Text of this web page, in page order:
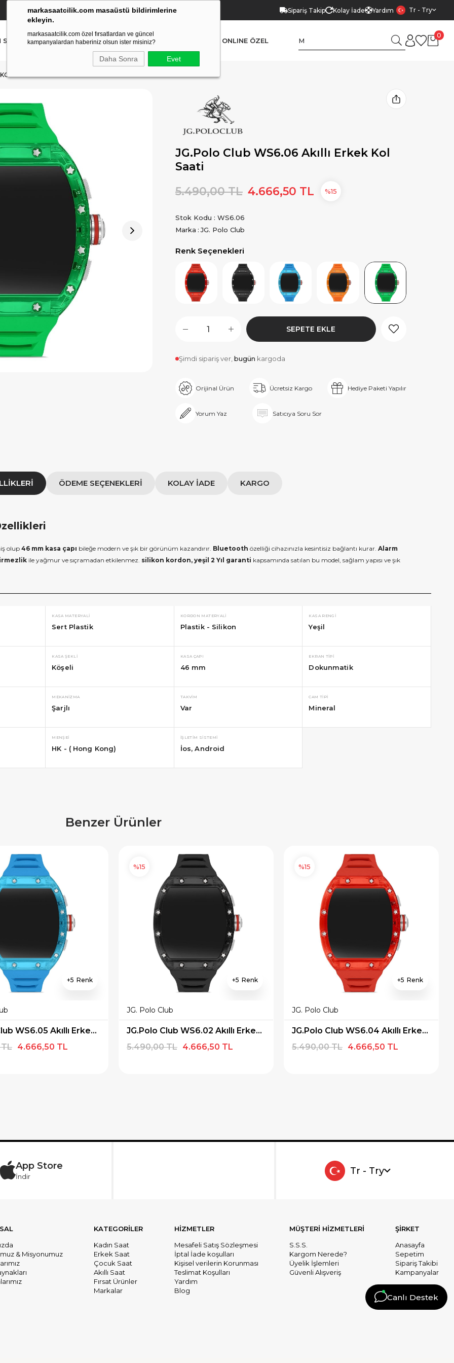
markasaatcilik.com masaüstü bildirimlerine
ekleyin.
markasaatcilik.com özel fırsatlardan ve güncel
kampanyalardan haberiniz olsun ister misiniz?
Daha Sonra Evet
YETKİLİ SATICI (Ücretsiz Kargo Ve İade) Sipariş Takip Kolay İade Yardım Tr - Try
ERKEK SAAT AKILLI SAAT ONLINE ÖZEL
0
SAATI
JG.Polo Club WS6.06 Akıllı Erkek Kol
Saati
5.490,00 TL 4.666,50 TL 15
Stok Kodu
WS6.06
Marka : JG. Polo Club
Renk Seçenekleri
Şimdi sipariş ver,bugün kargoda
Orijinal Ürün Ücretsiz Kargo Hediye Paketi Yapılır
Yorum Yaz Satıcıya Soru Sor
ÖDEME SEÇENEKLERI KOLAY İADE KARGO
olup 46 mm kasa çapı bileğe modern ve şık bir görünüm kazandırır. Bluetooth özelliği cihazınızla kesintisiz bağlantı kurar. Alarm
ile yağmur ve sıçramadan etkilenmez. silikon kordon, yeşil 2 Yıl garanti kapsamında satılan bu model, sağlam yapısı ve şık
KASA MATERYALI
Sert Plastik
KORDON MATERYALI
Plastik - Silikon
KASA RENGI
Yeşil
KASA ŞEKLI
Köşeli
KASA ÇAPI
46 mm
EKRAN TIPI
Dokunmatik
MEKANIZMA
Şarjlı
TAKVIM
Var
CAM TIPI
Mineral
MENŞEI
HK - ( Hong Kong)
İŞLETIM SISTEMI
İos Android
Benzer Ürünler
5
JG.Polo Club WS6.05 Akıllı Erkek Kol Saati
4.666,50 TL
5
JG. Polo Club
JG.Polo Club WS6.02 Akıllı Erkek Kol Saati
4.666,50 TL
5.490,00 TL
%15
5
JG. Polo Club
JG.Polo Club WS6.04 Akıllı Erkek Kol Saati
4.666,50 TL
5.490,00 TL
%15
App Store
İndir
Tr - Try
& Misyonumuz
KATEGORİLER
Kadın Saat
Erkek Saat
Çocuk Saat
Akıllı Saat
Fırsat Ürünler
Markalar
HİZMETLER
Mesafeli Satış Sözleşmesi
İptal İade koşulları
Kişisel verilerin Korunması
Teslimat Koşulları
Yardım
Blog
MÜŞTERİ HİZMETLERİ
S.S.S.
Kargom Nerede?
Üyelik İşlemleri
Güvenli Alışveriş
ŞİRKET
Anasayfa
Sepetim
Sipariş Takibi
Kampanyalar
özel 500
×
9.999 TL üzeri alışverişe özel
×
Canlı Destek